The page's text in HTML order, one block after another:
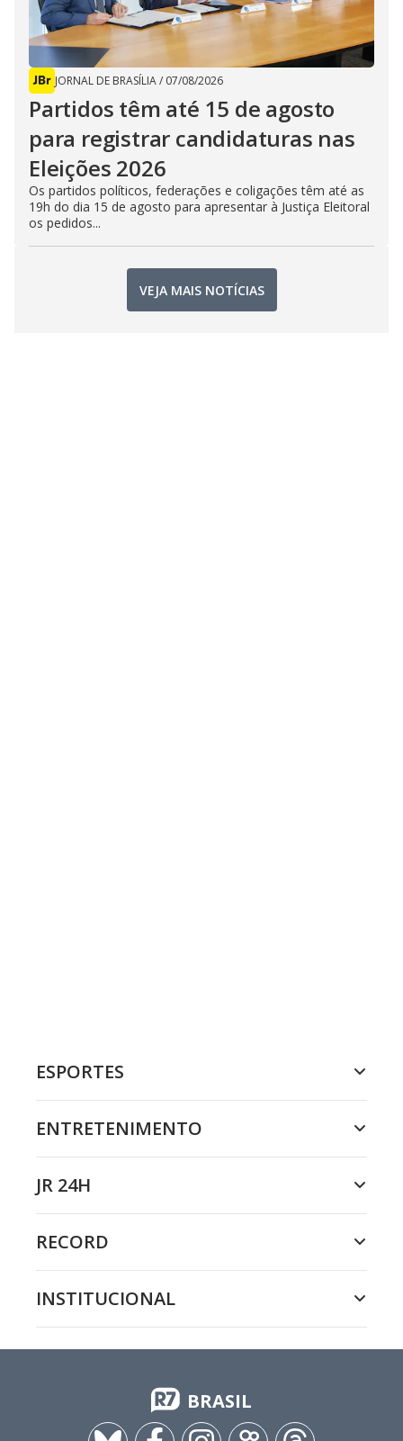
JORNAL DE BRASÍLIA/ 07/08/2026
Partidos têm até 15 de agosto
para registrar candidaturas nas
Eleições 2026
Os partidos políticos, federações e coligações têm até as
19h do dia 15 de agosto para apresentar à Justiça Eleitoral
os pedidos...
VEJA MAIS NOTÍCIAS
ESPORTES
ENTRETENIMENTO
JR 24H
RECORD
INSTITUCIONAL
BRASIL